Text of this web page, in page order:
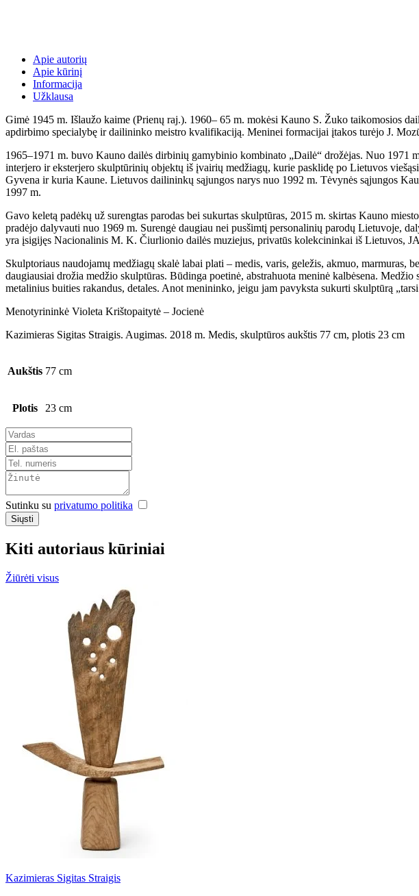
Apie autorių
Apie kūrinį
Informacija
Užklausa
Gimė 1945 m. Išlaužo kaime (Prienų raj.). 1960– 65 m. mokėsi Kauno S. Žuko taikomosios
apdirbimo specialybę ir dailininko meistro kvalifikaciją. Meninei formacijai įtakos turėjo J.
1965–1971 m. buvo Kauno dailės dirbinių gamybinio kombinato „Dailė“ drožėjas. Nuo
interjero ir eksterjero skulptūrinių objektų iš įvairių medžiagų, kurie pasklidę po Lietuvos
Gyvena ir kuria Kaune. Lietuvos dailininkų sąjungos narys nuo 1992 m. Tėvynės sąjungos
1997 m.
Gavo keletą padėkų už surengtas parodas bei sukurtas skulptūras, 2015 m. skirtas Kauno
pradėjo dalyvauti nuo 1969 m. Surengė daugiau nei pusšimtį personalinių parodų
yra įsigijęs Nacionalinis M. K. Čiurlionio dailės muziejus, privatūs kolekcininkai iš Lietuvos,
Skulptoriaus naudojamų medžiagų skalė labai plati – medis, varis, geležis, akmuo, marmuras,
daugiausiai drožia medžio skulptūras. Būdinga poetinė, abstrahuota meninė kalbėsena.
metalinius buities rakandus, detales. Anot menininko, jeigu jam pavyksta sukurti skulptūrą
Menotyrininkė Violeta Krištopaitytė – Jocienė
Kazimieras Sigitas Straigis. Augimas. 2018 m. Medis, skulptūros aukštis 77 cm, plotis 23 cm
Aukštis 77 cm
Plotis 23 cm
Sutinku su privatumo politika
Siųsti
Kiti autoriaus kūriniai
Žiūrėti visus
Kazimieras Sigitas Straigis